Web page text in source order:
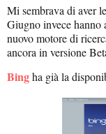
Mi sembrava di aver
Giugno invece hanno
nuovo motore di
ancora in versione
Bingha già la